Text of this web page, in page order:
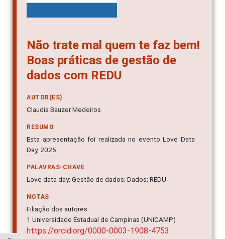
Não trate mal quem te faz bem!
Boas práticas de gestão de
dados com REDU
AUTOR(ES)
Claudia Bauzer Medeiros
RESUMO
Esta apresentação foi realizada no evento Love Data
Day, 2025.
PALAVRAS-CHAVE
Love data day; Gestão de dados; Dados; REDU
NOTAS
Filiação dos autores
1 Universidade Estadual de Campinas (UNICAMP)
https://orcid.org/0000-0003-1908-4753